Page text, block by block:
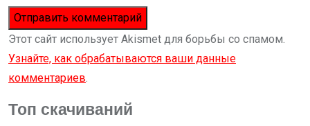
Этот сайт использует Akismet для борьбы со спамом.
Узнайте, как обрабатываются ваши данные
комментариев.
Топ скачиваний